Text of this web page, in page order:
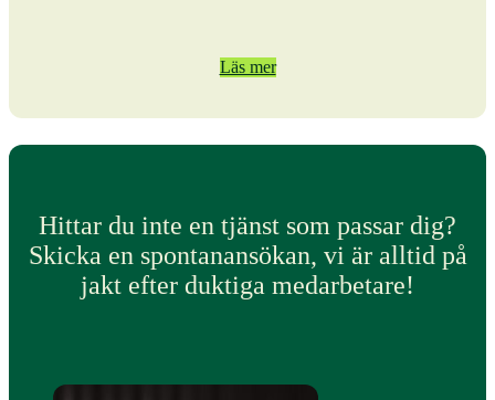
Läs mer
Hittar du inte en tjänst som passar dig?
Skicka en spontanansökan, vi är alltid på
jakt efter duktiga medarbetare!